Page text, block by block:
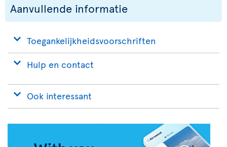
Aanvullende informatie
Toegankelijkheidsvoorschriften
Hulp en contact
Ook interessant